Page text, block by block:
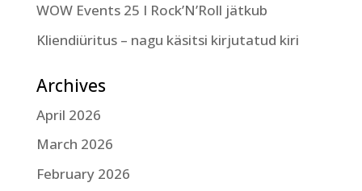
WOW Events 25 I Rock’N’Roll jätkub
Kliendiüritus – nagu käsitsi kirjutatud kiri
Archives
April 2026
March 2026
February 2026